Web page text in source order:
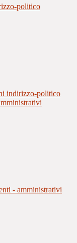
politico
indirizzo-politico
- amministrativi